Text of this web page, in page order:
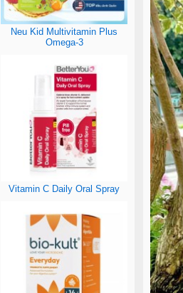
Neu Kid Multivitamin Plus
Omega-3
Vitamin C Daily Oral Spray